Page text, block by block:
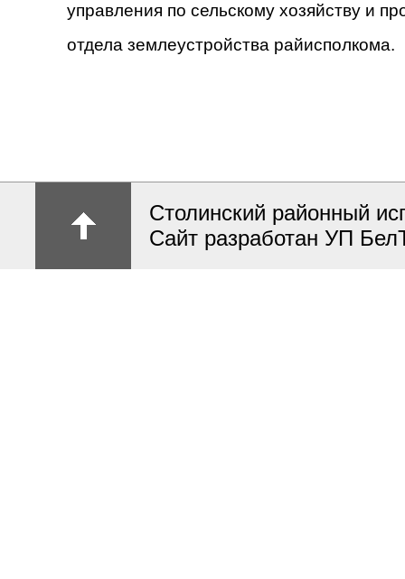
управления по сельскому хозяйству и
отдела землеустройства райисполкома.
Столинский районный
Сайт разработан УП